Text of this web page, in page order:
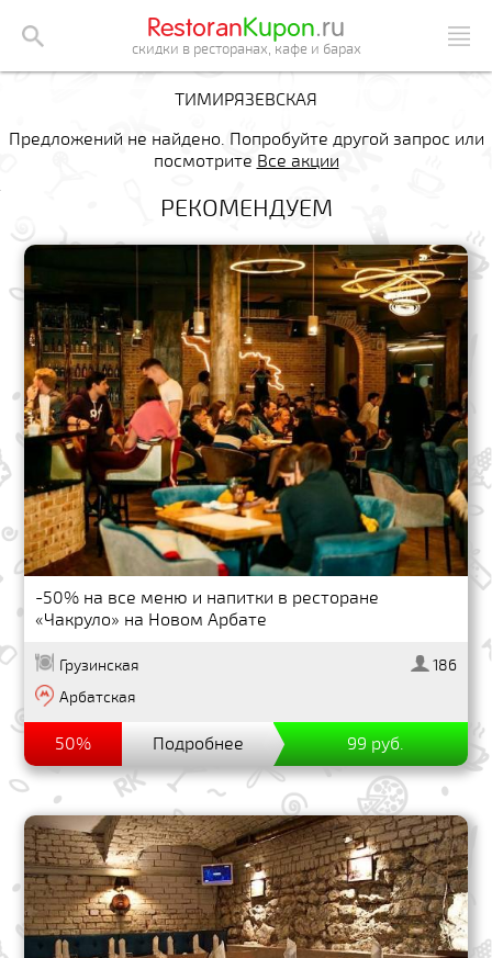
RestoranKupon.ru
скидки в ресторанах, кафе и барах
ТИМИРЯЗЕВСКАЯ
Предложений не найдено. Попробуйте другой запрос или
посмотрите Все акции
РЕКОМЕНДУЕМ
-50% на все меню и напитки в ресторане
«Чакруло» на Новом Арбате
Грузинская
Арбатская
186
50% Подробнее 99 руб.